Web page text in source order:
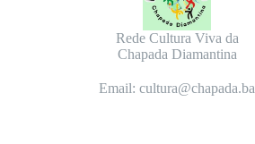
Rede Cultura Viva da
Chapada Diamantina
Email: cultura@chapada.ba